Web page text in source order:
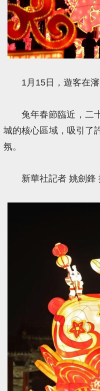
1月15日，遊客在
兔年春節臨近，二
城的核心區域，吸引了
氛。
新華社記者 姚劍鋒